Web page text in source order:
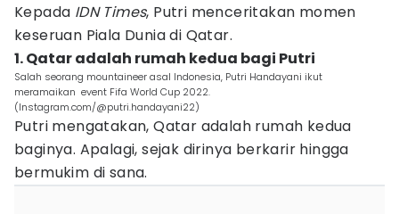
Kepada IDN Times, Putri menceritakan momen
keseruan Piala Dunia di Qatar.
1. Qatar adalah rumah kedua bagi Putri
Salah seorang mountaineer asal Indonesia, Putri Handayani ikut
meramaikan event Fifa World Cup 2022.
(Instagram.com/@putri.handayani22)
Putri mengatakan, Qatar adalah rumah kedua
baginya. Apalagi, sejak dirinya berkarir hingga
bermukim di sana.